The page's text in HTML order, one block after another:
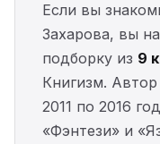
Если вы
Захарова, вы
подборку из 9
Книгизм. Автор
2011 по 2016
«Фэнтези» и